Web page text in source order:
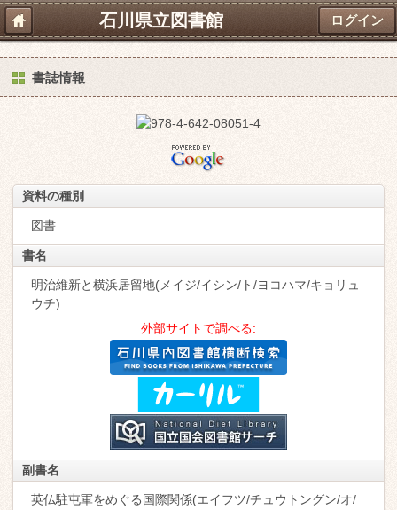
石川県立図書館 ログイン
書誌情報
資料の種別
図書
書名
明治維新と横浜居留地(メイジ/イシン/ト/ヨコハマ/キョリュ
ウチ)
外部サイトで調べる:
副書名
英仏駐屯軍をめぐる国際関係(エイフツ/チュウトングン/オ/